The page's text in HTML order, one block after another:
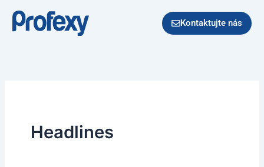
obsah
Kontaktujte nás
Headlines